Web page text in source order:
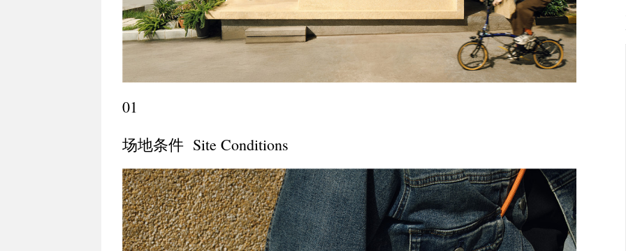
01
场地条件 Site Conditions